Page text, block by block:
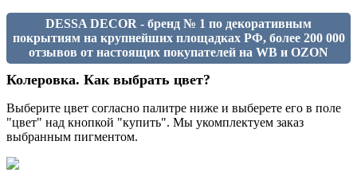
DESSA DECOR - бренд № 1 по декоративным
покрытиям на крупнейших площадках РФ, более 200 000
отзывов от настоящих покупателей на WB и OZON
Колеровка. Как выбрать цвет?
Выберите цвет согласно палитре ниже и выберете его в поле
"цвет" над кнопкой "купить". Мы укомплектуем заказ
выбранным пигментом.